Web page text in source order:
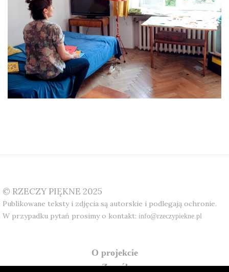
© RZECZY PIĘKNE 2025
Publikowane teksty i zdjęcia są autorskie i podlegają ochronie.
W przypadku pytań prosimy o kontakt: info@rzeczypiekne.pl
o projekcie
zespół